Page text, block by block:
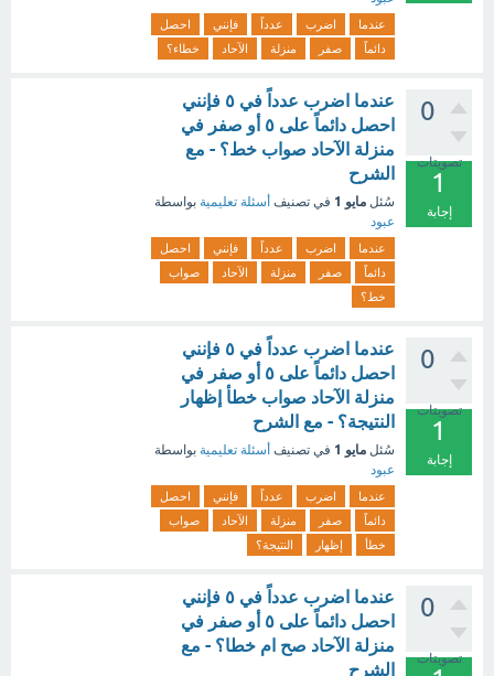
عندما اضرب عدداً فإنني
احصل
دائماً
صفر منزلة الآحاد خطاء؟
0
تصويتات
1
إجابة
عندما اضرب عدداً في ٥ فإنني
احصل دائماً على ٥ أو صفر في
منزلة الآحاد صواب خط؟ - مع
الشرح
سُئل مايو 1 في تصنيف أسئلة تعليمية بواسطة
عبود
عندما اضرب عدداً فإنني
احصل
دائماً
صفر منزلة الآحاد
صواب
خط؟
0
تصويتات
1
إجابة
عندما اضرب عدداً في ٥ فإنني
احصل دائماً على ٥ أو صفر في
منزلة الآحاد صواب خطأ إظهار
النتيجة؟ - مع الشرح
سُئل مايو 1 في تصنيف أسئلة تعليمية بواسطة
عبود
عندما اضرب عدداً فإنني
احصل
دائماً
صفر منزلة الآحاد
صواب
خطأ
إظهار النتيجة؟
0
تصويتات
عندما اضرب عدداً في ٥ فإنني
احصل دائماً على ٥ أو صفر في
منزلة الآحاد صح ام خطا؟ - مع
الشرح